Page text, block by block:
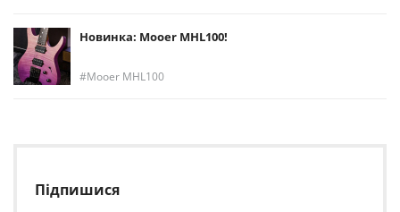
Новинка: Mooer MHL100!
Mooer MHL100
Підпишися